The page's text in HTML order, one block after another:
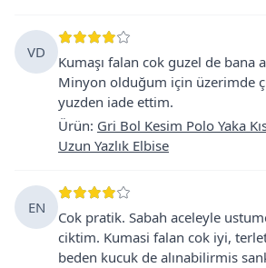
VD
Kumaşı falan cok guzel de bana
Minyon olduğum için üzerimde
yuzden iade ettim.
Ürün: Gri Bol Kesim Polo Yaka
Uzun Yazlık Elbise
EN
Cok pratik. Sabah aceleyle
ciktim. Kumasi falan cok iyi,
beden kucuk de alınabilirmis